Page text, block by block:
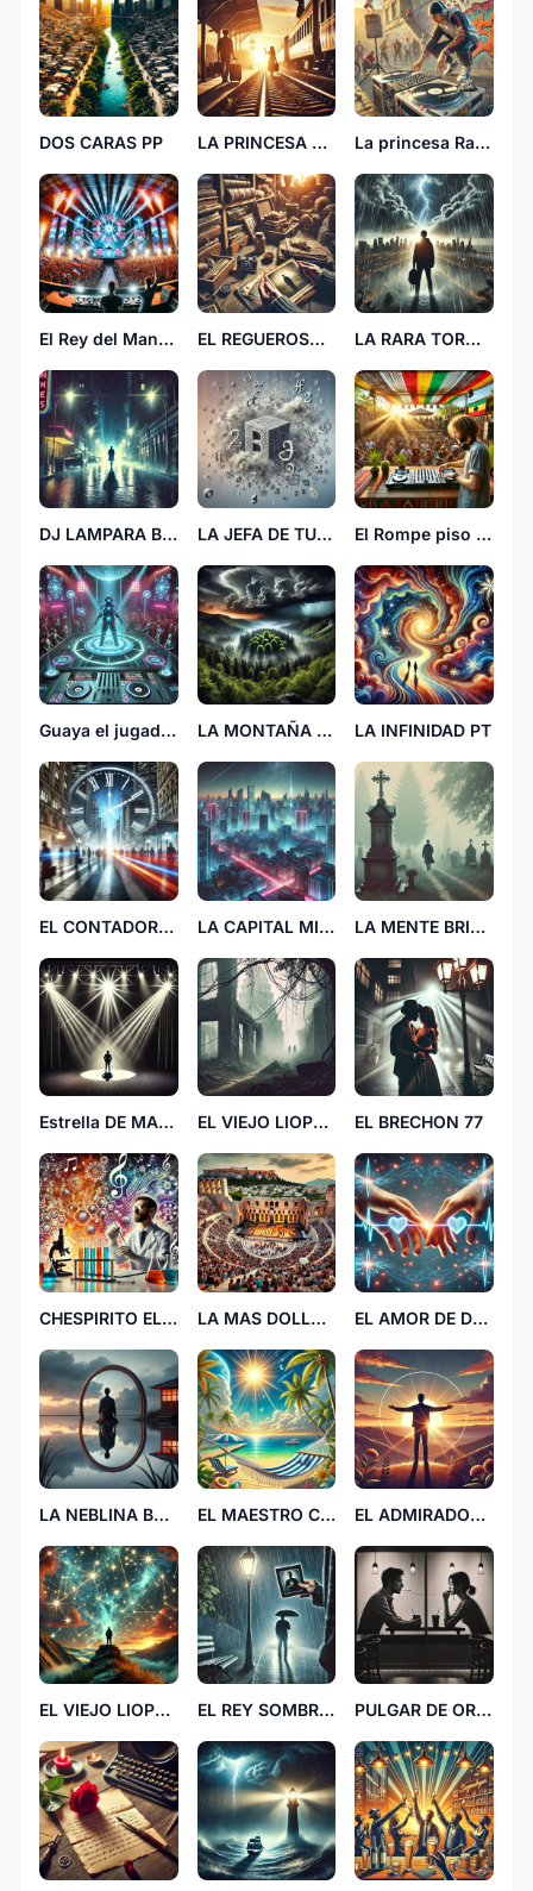
DOS CARAS PP LA PRINCESA DEL TREN 75 La princesa Raquelle
El Rey del Mando 87 EL REGUEROSO 37 LA RARA TORMENTA
DJ LAMPARA BRILLANTE LL LA JEFA DE TU BLOQUE El Rompe piso 3mil
Guaya el jugador RJ LA MONTAÑA VERDOSA LA INFINIDAD PT
EL CONTADOR DEL VIVO LA CAPITAL MISTERIOSA LA MENTE BRILLANTE 21
Estrella DE MAR 9877 EL VIEJO LIOPO REY 088 EL BRECHON 77
CHESPIRITO EL PEJE GORDO H LA MAS DOLLS VENECA EL AMOR DE DOS FF
LA NEBLINA BLANCA 46 EL MAESTRO COCO EL ADMIRADOR DEL SOY
EL VIEJO LIOPO CHCH EL REY SOMBRILLA CC PULGAR DE ORO 0220